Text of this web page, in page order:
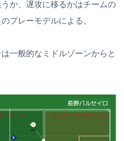
か、遅攻に移るかはチームの
プレーモデルによる。
一般的なミドルゾーンからと